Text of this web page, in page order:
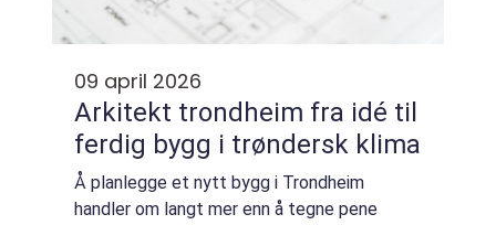
09 april 2026
Arkitekt trondheim fra idé til
ferdig bygg i trøndersk klima
Å planlegge et nytt bygg i Trondheim
handler om langt mer enn å tegne pene